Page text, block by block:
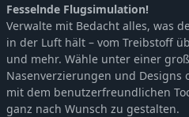
Fesselnde Flugsimulation!
Verwalte mit Bedacht alles, was
in der Luft hält – vom Treibstoff
und mehr. Wähle unter einer
Nasenverzierungen und Designs
mit dem benutzerfreundlichen
ganz nach Wunsch zu gestalten.